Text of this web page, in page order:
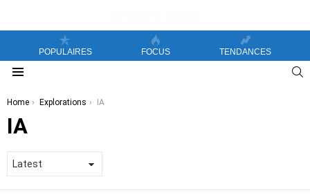
POPULAIRES FOCUS TENDANCES
You are here:
Home Explorations IA
IA